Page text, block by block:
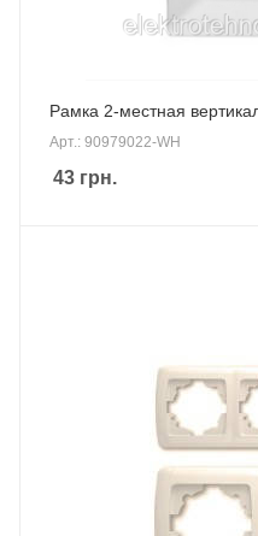
Рамка 2-местная
Арт.: 90979022-WH
43 грн.